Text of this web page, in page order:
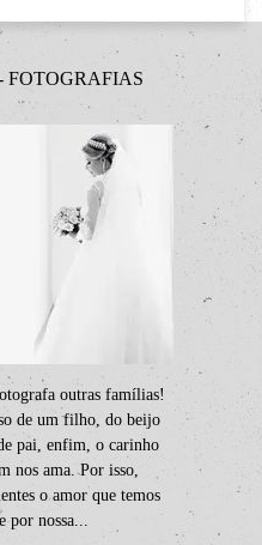
outras famílias!
de um filho, do beijo
pai, enfim, o carinho
nos ama. Por isso,
o amor que temos
por nossa...